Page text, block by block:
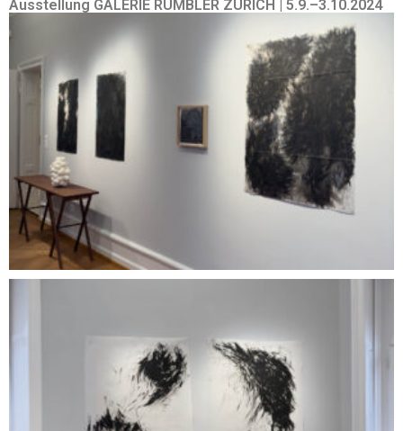
Ausstellung GALERIE RUMBLER ZÜRICH | 5.9.–3.10.2024